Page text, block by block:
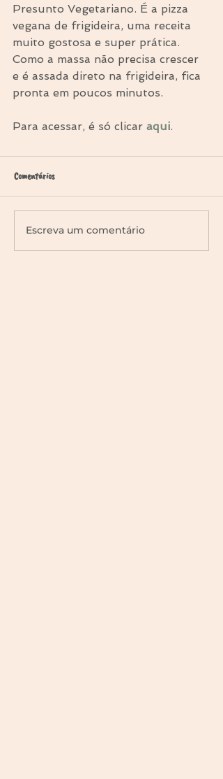
Presunto Vegetariano. É a pizza
vegana de frigideira, uma receita
muito gostosa e super prática.
Como a massa não precisa crescer
e é assada direto na frigideira, fica
pronta em poucos minutos.
Para acessar, é só clicar aqui.
Comentários
Escreva um comentário